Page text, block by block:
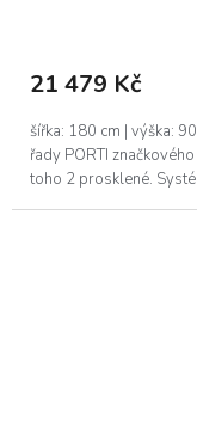
21 479 Kč
šířka: 180 cm | výška:
řady PORTI
toho 2 prosklené.